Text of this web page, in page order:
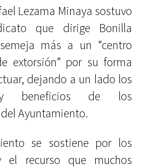
Lezama Minaya sostuvo
que dirige Bonilla
más a un “centro
extorsión” por su forma
dejando a un lado los
y beneficios de los
Ayuntamiento.
se sostiene por los
el recurso que muchos